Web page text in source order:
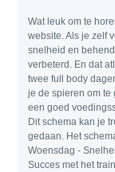
Wat leuk om te
website. Als je zelf
snelheid en
verbeterd. En dat
twee full body
je de spieren om te
een goed
Dit schema kan je
gedaan. Het
Woensdag -
Succes met het